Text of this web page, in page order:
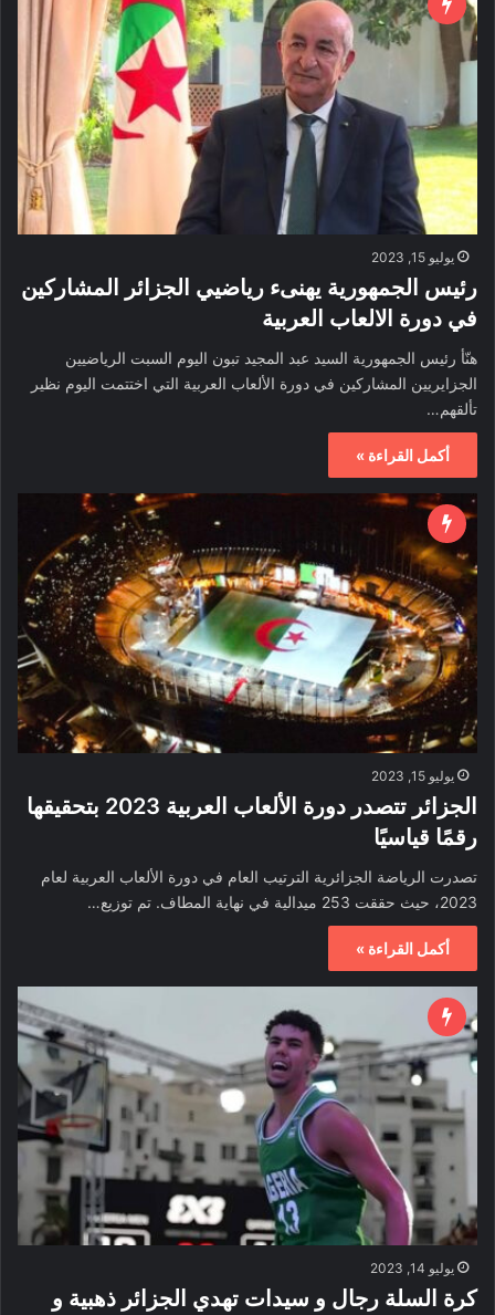
يوليو 15, 2023
رئيس الجمهورية يهنىء رياضيي الجزائر المشاركين
في دورة الالعاب العربية
هنّأ رئيس الجمهورية السيد عبد المجيد تبون اليوم السبت الرياضيين
الجزايريين المشاركين في دورة الألعاب العربية التي اختتمت اليوم نظير
تألقهم…
أكمل القراءة »
يوليو 15, 2023
الجزائر تتصدر دورة الألعاب العربية 2023 بتحقيقها
رقمًا قياسيًا
تصدرت الرياضة الجزائرية الترتيب العام في دورة الألعاب العربية لعام
2023، حيث حققت 253 ميدالية في نهاية المطاف. تم توزيع…
أكمل القراءة »
يوليو 14, 2023
كرة السلة رجال و سيدات تهدي الجزائر ذهبية و